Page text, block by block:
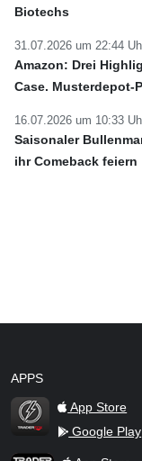
Biotechs
31.07.2026 um 22:44
Amazon: Drei
Case. Musterdepot-
16.07.2026 um 10:33
Saisonaler
ihr Comeback feiern
APPS
TraderFox Flash
App Store
Google Play